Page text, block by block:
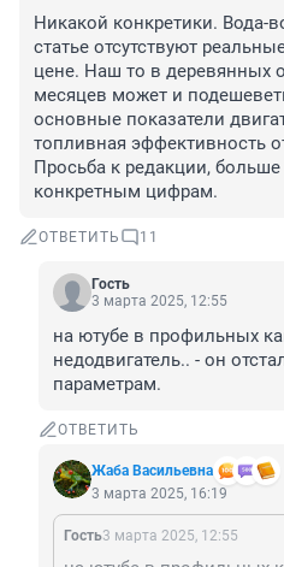
Никакой конкретики. Вода-
статье отсутствуют
цене. Наш то в деревянных
месяцев может и
основные показатели
топливная эффективность
Просьба к редакции,
конкретным цифрам.
ОТВЕТИТЬ 11
Гость
3 марта 2025, 12:55
на ютубе в профильных
недодвигатель.. - он
параметрам.
ОТВЕТИТЬ
Жаба Васильевна
3 марта 2025, 16:19
Гость3 марта 2025, 12:55